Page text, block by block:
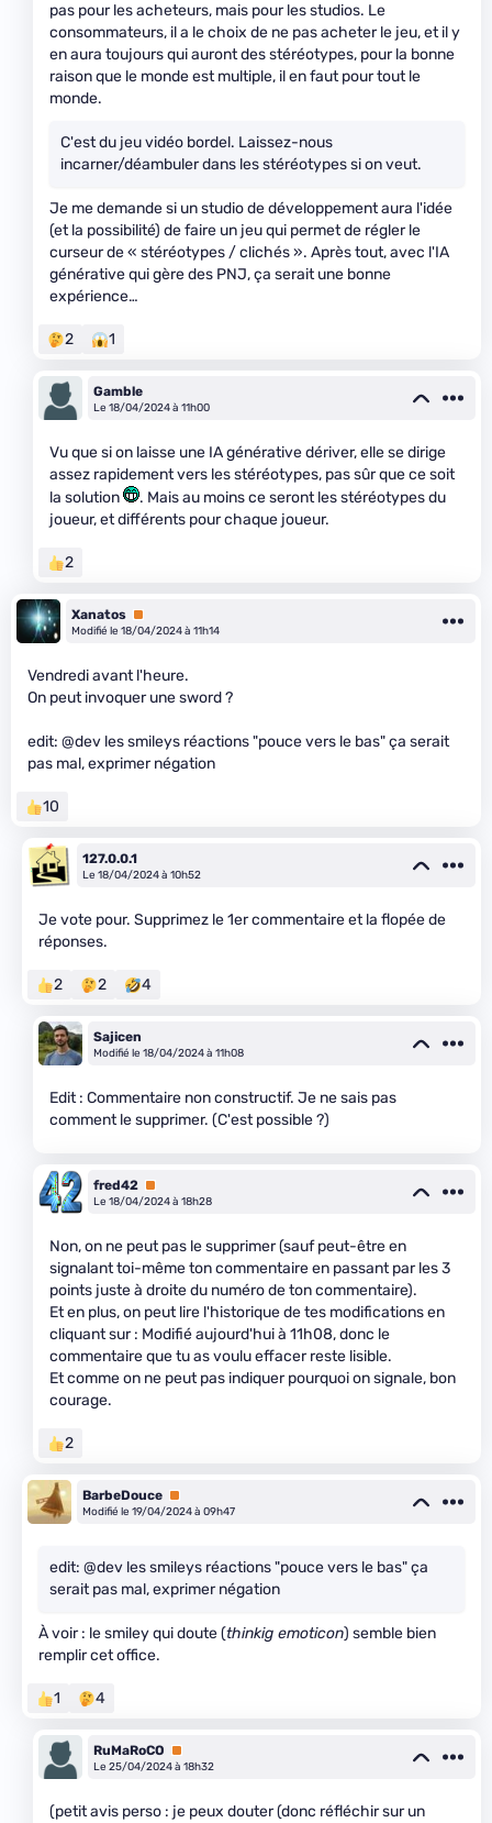
pas pour les acheteurs, mais pour les studios. Le
consommateurs, il a le choix de ne pas acheter le jeu, et il y
en aura toujours qui auront des stéréotypes, pour la bonne
raison que le monde est multiple, il en faut pour tout le
monde.
C'est du jeu vidéo bordel. Laissez-nous
incarner/déambuler dans les stéréotypes si on veut.
Je me demande si un studio de développement aura l'idée
(et la possibilité) de faire un jeu qui permet de régler le
curseur de « stéréotypes / clichés ». Après tout, avec l'IA
générative qui gère des PNJ, ça serait une bonne
expérience…
2 1
Gamble
Le 18/04/2024 à 11h00
Vu que si on laisse une IA générative dériver, elle se dirige
assez rapidement vers les stéréotypes, pas sûr que ce soit
la solution
. Mais au moins ce seront les stéréotypes du
joueur, et différents pour chaque joueur.
2
Xanatos Premium
Modifié le 18/04/2024 à 11h14
Vendredi avant l'heure.
On peut invoquer une sword ?
edit: @dev les smileys réactions "pouce vers le bas" ça serait
pas mal, exprimer négation
10
127.0.0.1
Le 18/04/2024 à 10h52
Je vote pour. Supprimez le 1er commentaire et la flopée de
réponses.
2 2 4
Sajicen
Modifié le 18/04/2024 à 11h08
Edit : Commentaire non constructif. Je ne sais pas
comment le supprimer. (C'est possible ?)
fred42 Premium
Le 18/04/2024 à 18h28
Non, on ne peut pas le supprimer (sauf peut-être en
signalant toi-même ton commentaire en passant par les 3
points juste à droite du numéro de ton commentaire).
Et en plus, on peut lire l'historique de tes modifications en
cliquant sur : Modifié aujourd'hui à 11h08, donc le
commentaire que tu as voulu effacer reste lisible.
Et comme on ne peut pas indiquer pourquoi on signale, bon
courage.
2
BarbeDouce Premium
Modifié le 19/04/2024 à 09h47
edit: @dev les smileys réactions "pouce vers le bas" ça
serait pas mal, exprimer négation
À voir : le smiley qui doute (thinkig emoticon) semble bien
remplir cet office.
1 4
RuMaRoCO
Premium
Le 25/04/2024 à 18h32
(petit avis perso : je peux douter (donc réfléchir sur un